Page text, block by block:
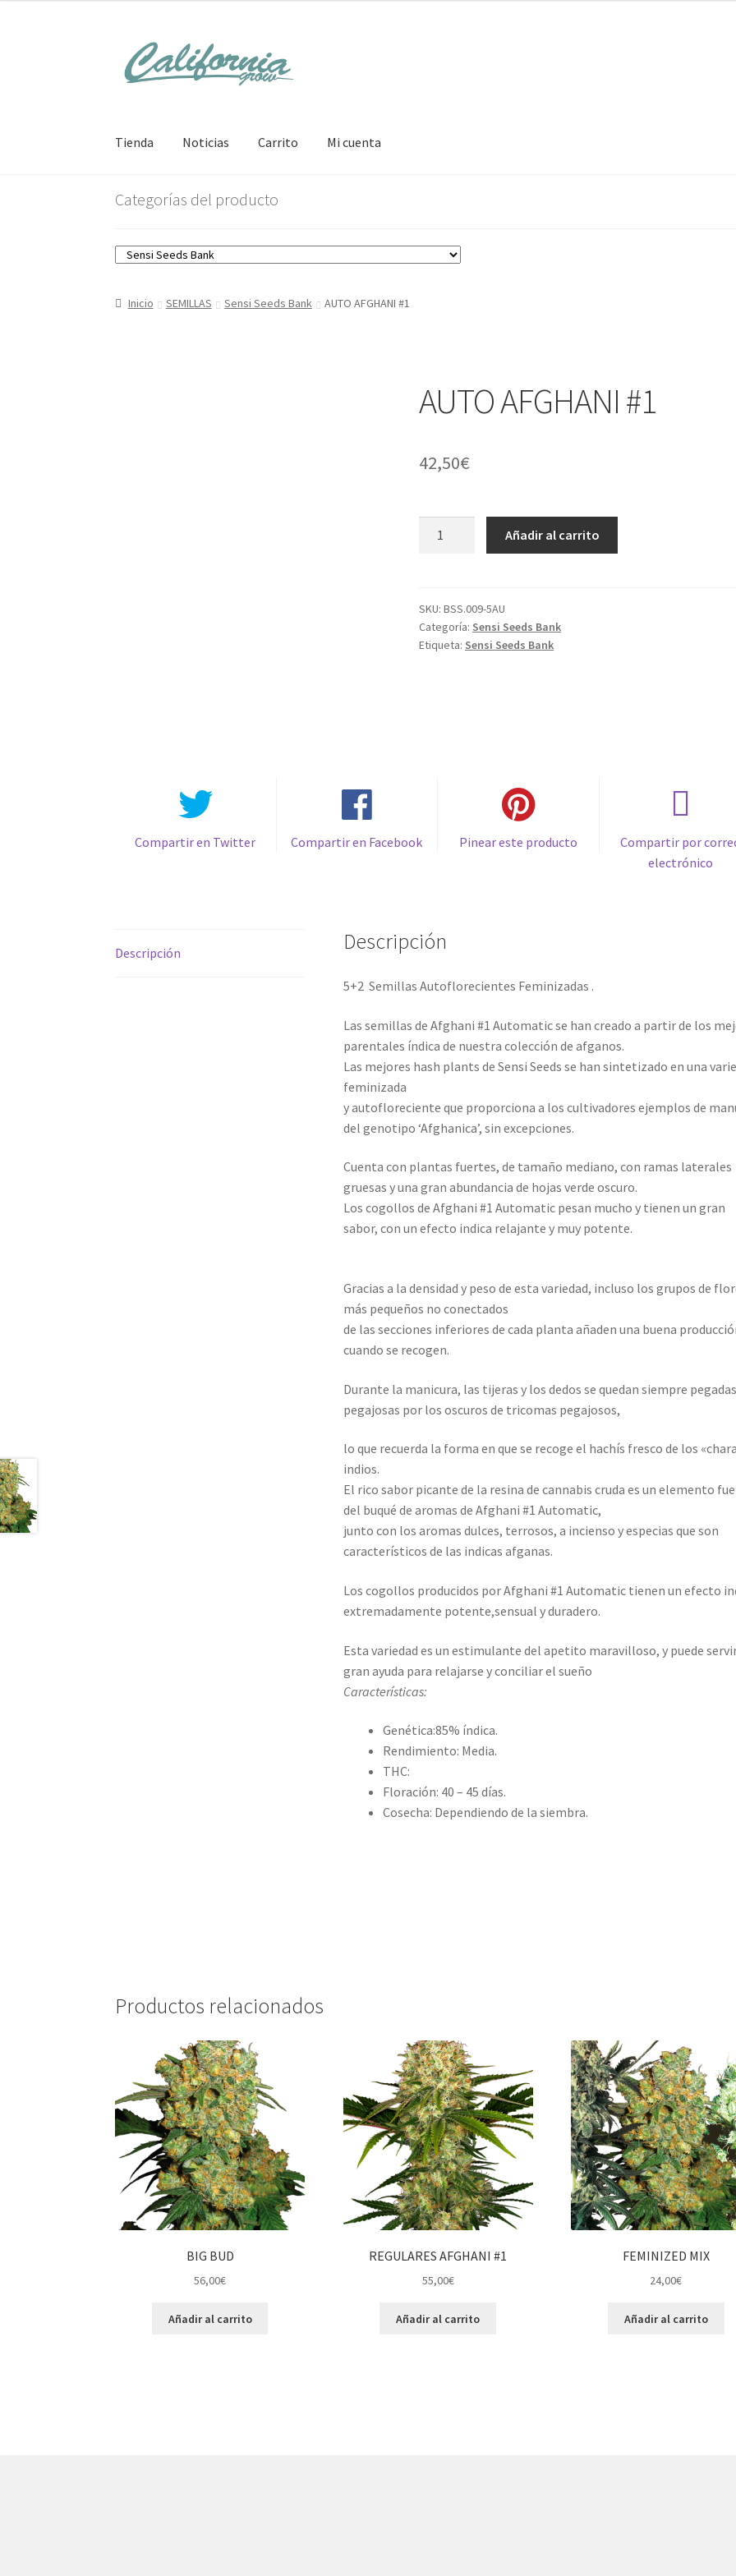
contenido
Tienda Noticias Carrito Mi cuenta
Categorías del producto
Inicio SEMILLAS Sensi Seeds Bank AUTO AFGHANI #1
AUTO AFGHANI #1
42,50€
Añadir al carrito
SKU:BSS.009-5AU
Categoría: Sensi Seeds Bank
Etiqueta: Sensi Seeds Bank
Compartir en Twitter Compartir en Facebook Pinear este producto
Compartir por
electrónico
Descripción Descripción
5+2 Semillas Autoflorecientes Feminizadas .
Las semillas de Afghani #1 Automatic se han creado a partir de los
parentales índica de nuestra colección de afganos.
Las mejores hash plants de Sensi Seeds se han sintetizado en una
feminizada
y autofloreciente que proporciona a los cultivadores ejemplos de
del genotipo ‘Afghanica’, sin excepciones.
Cuenta con plantas fuertes, de tamaño mediano, con ramas laterales
gruesas y una gran abundancia de hojas verde oscuro.
Los cogollos de Afghani #1 Automatic pesan mucho y tienen un gran
sabor, con un efecto indica relajante y muy potente.
Gracias a la densidad y peso de esta variedad, incluso los grupos de
más pequeños no conectados
de las secciones inferiores de cada planta añaden una buena
cuando se recogen.
Durante la manicura, las tijeras y los dedos se quedan siempre
pegajosas por los oscuros de tricomas pegajosos,
lo que recuerda la forma en que se recoge el hachís fresco de los
indios.
El rico sabor picante de la resina de cannabis cruda es un elemento
del buqué de aromas de Afghani #1 Automatic,
junto con los aromas dulces, terrosos, a incienso y especias que son
característicos de las indicas afganas.
Los cogollos producidos por Afghani #1 Automatic tienen un efecto
extremadamente potente,sensual y duradero.
Esta variedad es un estimulante del apetito maravilloso, y puede
gran ayuda para relajarse y conciliar el sueño
Características:
Genética:85% índica.
Rendimiento: Media.
THC:
Floración: 40 – 45 días.
Cosecha: Dependiendo de la siembra.
Productos relacionados
BIG BUD
56,00€
Añadir al carrito
REGULARES AFGHANI #1
55,00€
Añadir al carrito
FEMINIZED MIX
24,00€
Añadir al carrito